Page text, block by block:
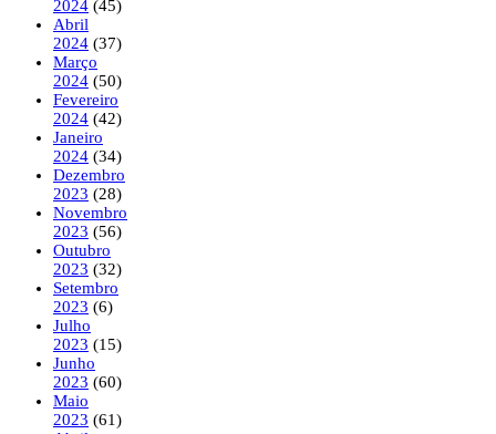
2024 (45)
Abril
2024 (37)
Março
2024 (50)
Fevereiro
2024 (42)
Janeiro
2024 (34)
Dezembro
2023 (28)
Novembro
2023 (56)
Outubro
2023 (32)
Setembro
2023 (6)
Julho
2023 (15)
Junho
2023 (60)
Maio
2023 (61)